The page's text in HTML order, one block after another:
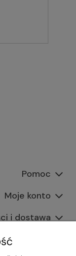
Pomoc
Moje konto
i dostawa
Informacje